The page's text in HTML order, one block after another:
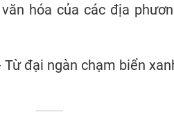
hóa của các địa
đại ngàn chạm biển